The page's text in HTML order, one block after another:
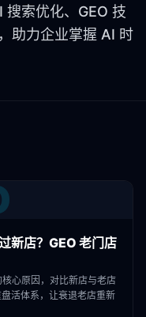
搜索优化、GEO 技
助力企业掌握 AI 时
新店？GEO 老门店
心原因，对比新店与老店
活体系，让衰退老店重新